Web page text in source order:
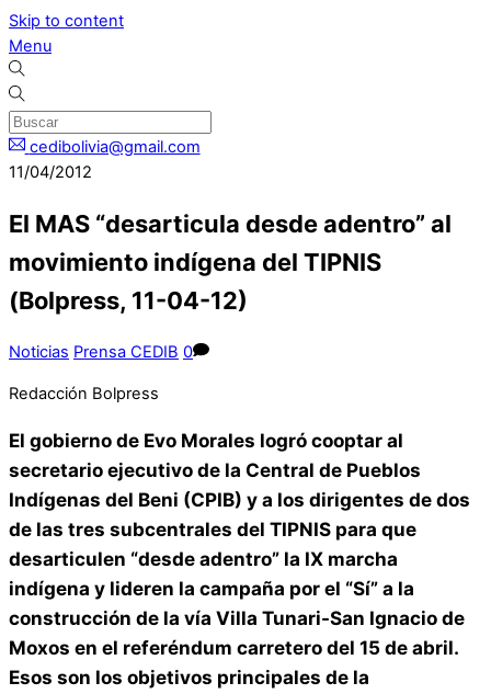
Skip to content
Menu
cedibolivia@gmail.com
11/04/2012
El MAS “desarticula desde adentro” al
movimiento indígena del TIPNIS
(Bolpress, 11-04-12)
Noticias Prensa CEDIB 0
Redacción Bolpress
El gobierno de Evo Morales logró cooptar al
secretario ejecutivo de la Central de Pueblos
Indígenas del Beni (CPIB) y a los dirigentes de dos
de las tres subcentrales del TIPNIS para que
desarticulen “desde adentro” la IX marcha
indígena y lideren la campaña por el “Sí” a la
construcción de la vía Villa Tunari-San Ignacio de
Moxos en el referéndum carretero del 15 de abril.
Esos son los objetivos principales de la